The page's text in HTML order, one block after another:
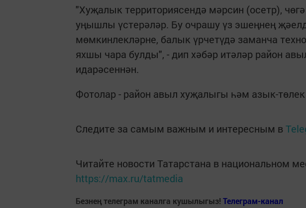
"Хуҗалык территориясендә мәрсин (осетр),
уңышлы үстерәләр. Бу очрашу үз эшеңнең
мөмкинлекләрне, балык үрчетүдә заманча
яхшы чара булды", - дип хәбәр итәләр район
идарәсеннән.
Фотолар - район авыл хуҗалыгы һәм азык-
Следите за самым важным и интересным в
Читайте новости Татарстана в национальном
https://max.ru/tatmedia
Безнең телеграм каналга кушылыгыз! Телеграм-канал